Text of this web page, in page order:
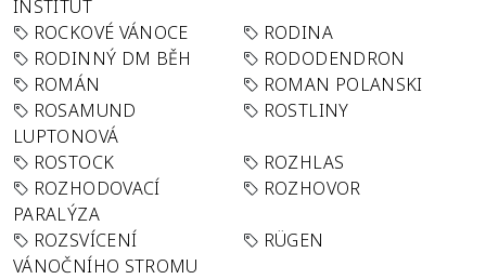
INSTITUT
ROCKOVÉ VÁNOCE
RODINA
RODINNÝ DM BĚH
RODODENDRON
ROMÁN
ROMAN POLANSKI
ROSAMUND
LUPTONOVÁ
ROSTLINY
ROSTOCK
ROZHLAS
ROZHODOVACÍ
PARALÝZA
ROZHOVOR
ROZSVÍCENÍ
VÁNOČNÍHO STROMU
RÜGEN